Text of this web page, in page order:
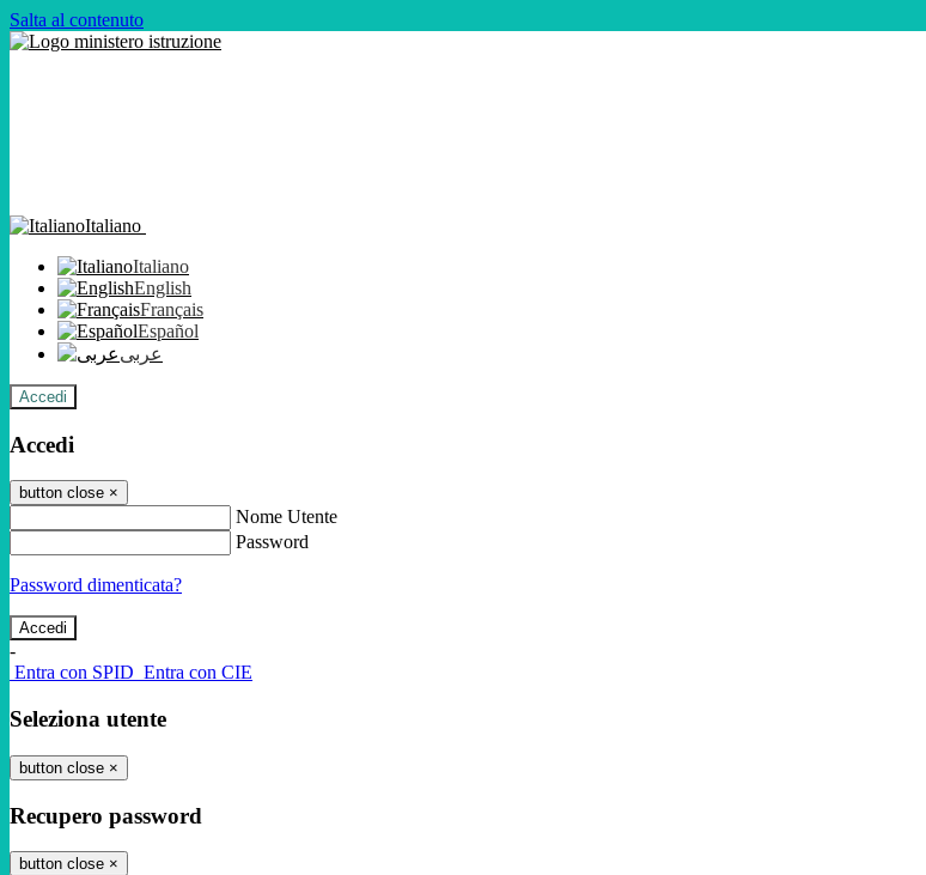
Salta al contenuto
Italiano
Italiano
English
Français
Español
عربى
Accedi
Accedi
button close ×
Nome Utente
Password
Password dimenticata?
-
Entra con SPID Entra con CIE
Seleziona utente
button close ×
Recupero password
button close ×